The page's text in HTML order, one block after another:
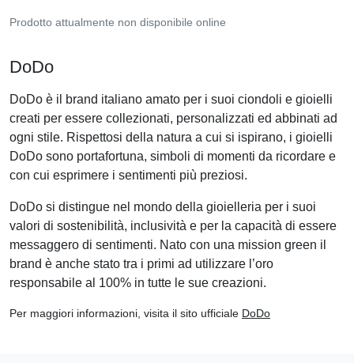
Prodotto attualmente non disponibile online
DoDo
DoDo è il brand italiano amato per i suoi ciondoli e gioielli
creati per essere collezionati, personalizzati ed abbinati ad
ogni stile. Rispettosi della natura a cui si ispirano, i gioielli
DoDo sono portafortuna, simboli di momenti da ricordare e
con cui esprimere i sentimenti più preziosi.
DoDo si distingue nel mondo della gioielleria per i suoi
valori di sostenibilità, inclusività e per la capacità di essere
messaggero di sentimenti. Nato con una mission green il
brand è anche stato tra i primi ad utilizzare l’oro
responsabile al 100% in tutte le sue creazioni.
Per maggiori informazioni, visita il sito ufficiale DoDo